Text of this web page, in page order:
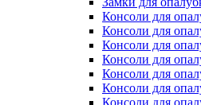
Консоли для
Консоли для
Консоли для
Консоли для
Консоли для
Консоли для
Консоли для